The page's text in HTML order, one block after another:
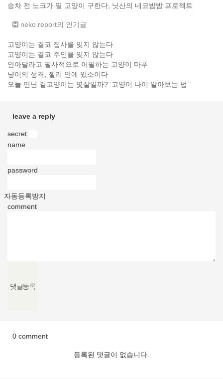
승차 전 노크가 열 고양이 구한다, 닛산의 네코밤밤 프로젝트
neko report의 인기글
고양이는 결코 집사를 잊지 않는다
고양이는 결코 주인을 잊지 않는다
안아달라고 필사적으로 어필하는 고양이 마푸
냥이의 성격, 젤리 안에 있소이다
오늘 만난 길고양이는 몇살일까? ‘고양이 나이 알아보는 법’
leave a reply
secret
name
password
자동등록방지
comment
0 comment
등록된 댓글이 없습니다.